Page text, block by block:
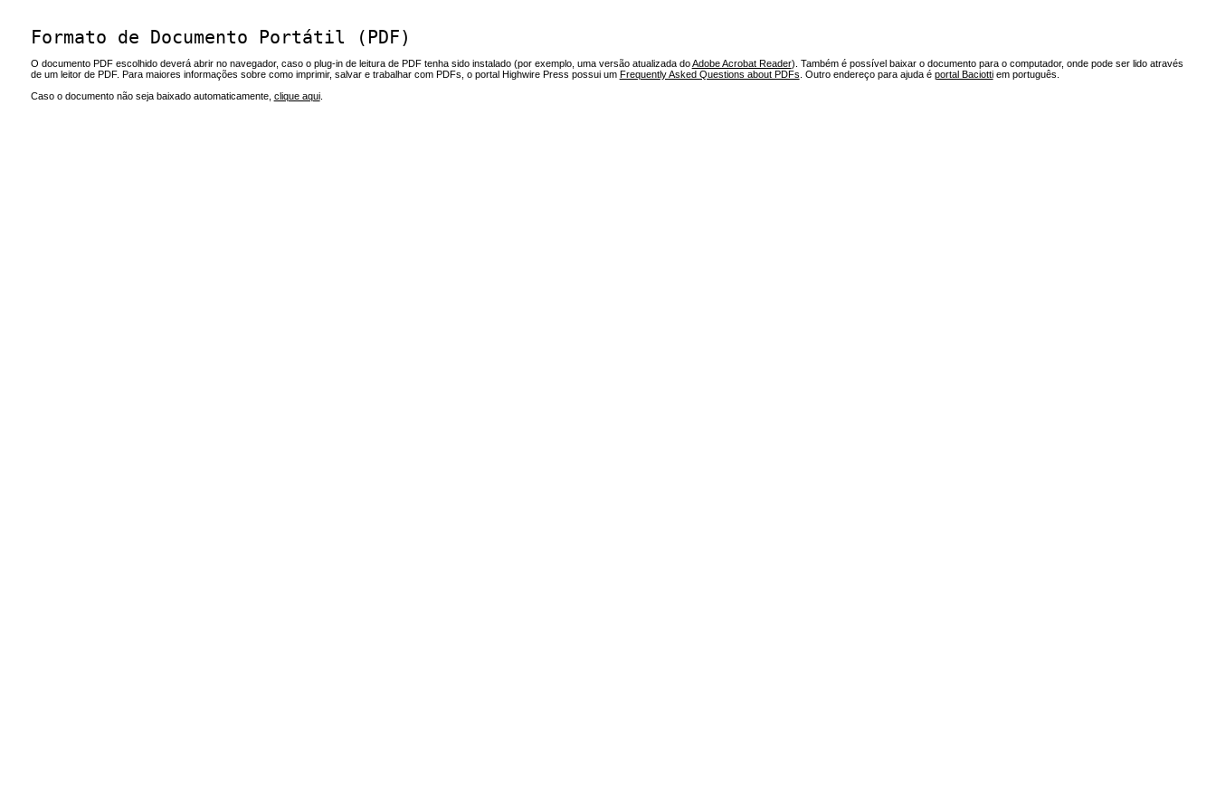
Formato de Documento Portátil (PDF)
O documento PDF escolhido deverá abrir no navegador, caso o plug-in de leitura de PDF tenha sido instalado (por exemplo, uma versão atualizada doAdobe Acrobat Reader). Também é possível baixar o documento para o computador, onde pode ser lido através
de um leitor de PDF. Para maiores informações sobre como imprimir, salvar e trabalhar com PDFs, o portal Highwire Press possui um Frequently Asked Questions about PDFs . Outro endereço para ajuda é portal Baciottiem português.
Caso o documento não seja baixado automaticamente, clique aqui.